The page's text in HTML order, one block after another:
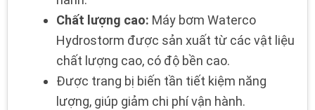
Chất lượng cao: Máy bơm Waterco
Hydrostorm được sản xuất từ các vật liệu
chất lượng cao, có độ bền cao.
Được trang bị biến tần tiết kiệm năng
lượng, giúp giảm chi phí vận hành.